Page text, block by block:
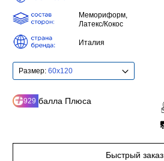
Мемориформ,
Латекс/Кокос
Италия
Размер: 60x120
929 балла Плюса
Быстрый заказ